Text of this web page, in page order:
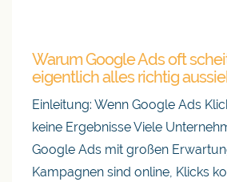
Warum Google Ads oft
eigentlich alles richtig
Einleitung: Wenn Google Ads
keine Ergebnisse Viele
Google Ads mit großen
Kampagnen sind online, Klicks